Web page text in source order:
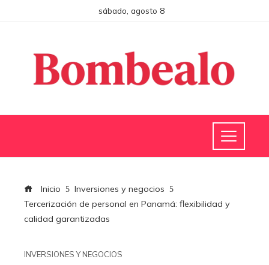
sábado, agosto 8
Inicio
Inversiones y negocios
Tercerización de personal en Panamá: flexibilidad y
calidad garantizadas
INVERSIONES Y NEGOCIOS